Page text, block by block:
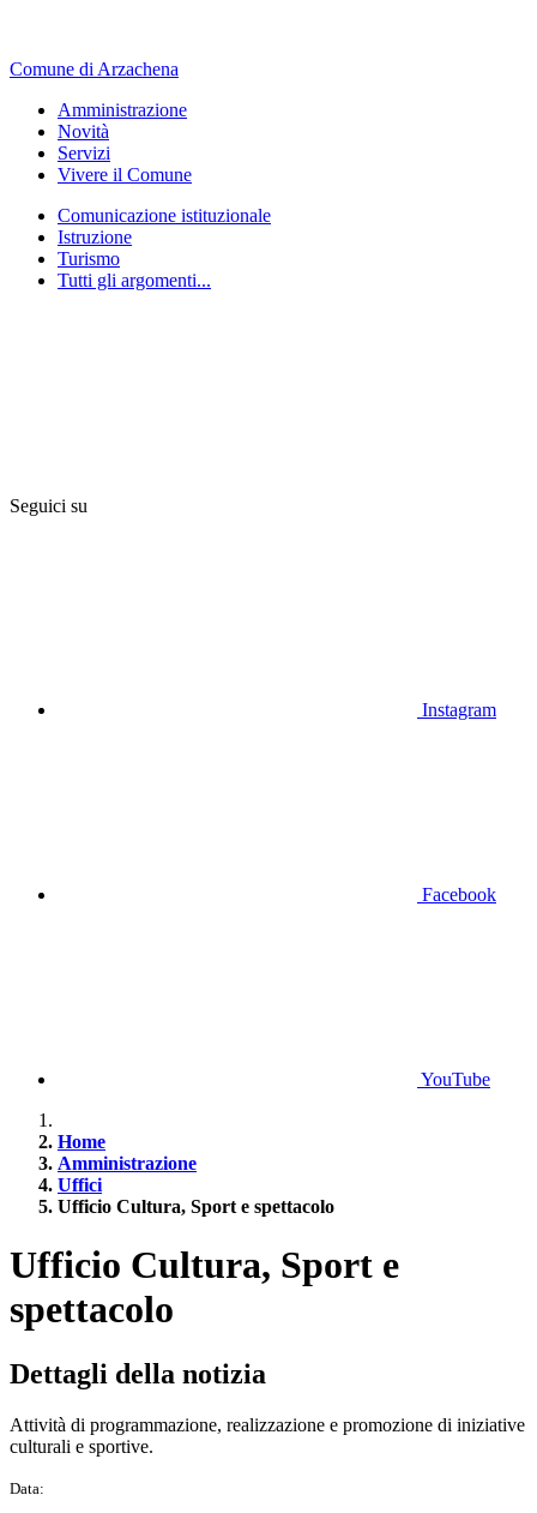
Comune di Arzachena
Amministrazione
Novità
Servizi
Vivere il Comune
Comunicazione istituzionale
Istruzione
Turismo
Tutti gli argomenti...
Seguici su
Instagram
Facebook
YouTube
Home
Amministrazione
Uffici
Ufficio Cultura, Sport e spettacolo
Ufficio Cultura, Sport e
spettacolo
Dettagli della notizia
Attività di programmazione, realizzazione e promozione di iniziative
culturali e sportive.
Data: